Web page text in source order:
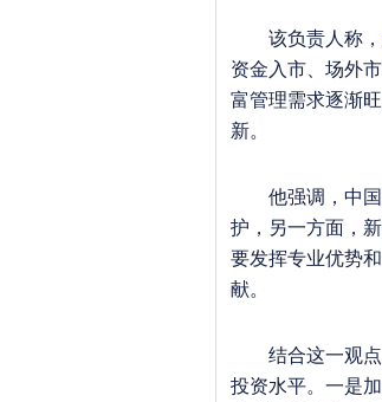
该负责人称，
资金入市、场外
富管理需求逐渐
新。
他强调，中国
护，另一方面，
要发挥专业优势
献。
结合这一观点
投资水平。一是